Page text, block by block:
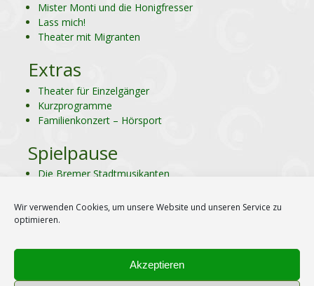
Wir verwenden Cookies, um unsere Website und unseren Service zu
optimieren.
Akzeptieren
Mister Monti und die Honigfresser
Lass mich!
Theater mit Migranten
Extras
Theater für Einzelgänger
Kurzprogramme
Familienkonzert – Hörsport
Spielpause
Die Bremer Stadtmusikanten
Peter und der Wolf
Wurst oder Leben